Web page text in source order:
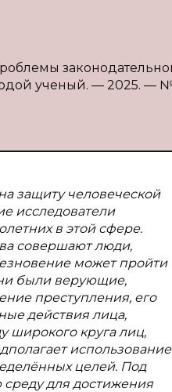
ученый. — 2025. —
защиту человеческой
исследователи
в этой сфере.
совершают люди,
может пройти
были верующие,
преступления, его
действия лица,
широкого круга лиц,
использование
целей. Под
для достижения